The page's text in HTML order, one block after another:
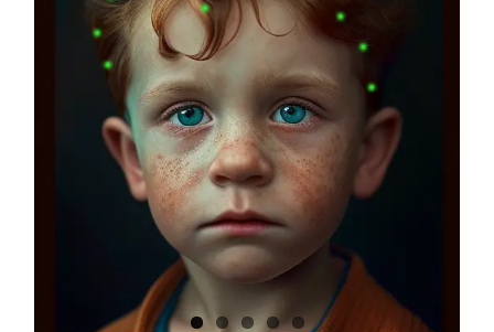
Amore e amare
Cucinare in modo sano
Verde e Sostenibilità
Ciao sono Virginia
Contattami